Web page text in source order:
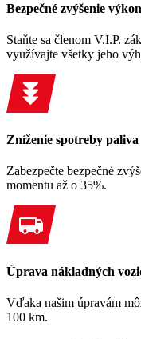
Bezpečné zvýšenie
Staňte sa členom V.I.P.
využívajte všetky jeho
Zníženie spotreby paliva
Zabezpečte bezpečné
momentu až o 35%.
Úprava nákladných
Vďaka našim úpravám
100 km.